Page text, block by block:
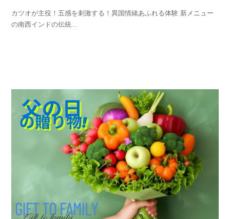
カツオが主役！五感を刺激する！異国情緒あふれる体験 新メニュー
の南西インドの伝統